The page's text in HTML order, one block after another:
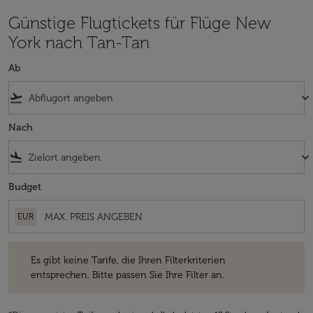
Günstige Flugtickets für Flüge New
York nach Tan-Tan
Ab
flight_takeoff keyboard_arrow_down
Nach
flight_land keyboard_arrow_down
Budget
EUR
Es gibt keine Tarife, die Ihren Filterkriterien
entsprechen. Bitte passen Sie Ihre Filter an.